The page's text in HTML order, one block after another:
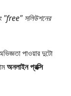
"free" সলিউশনের
পাওয়ার দুটো
অনলাইন প্রক্সি